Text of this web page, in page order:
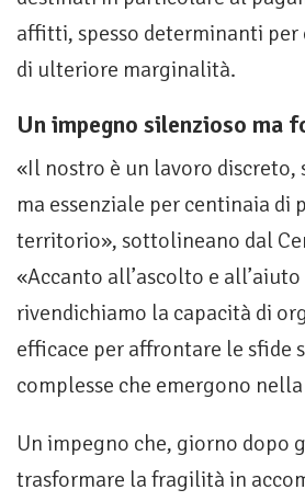
affitti, spesso determinanti
di ulteriore marginalità.
Un impegno silenzioso ma
«Il nostro è un lavoro discreto,
ma essenziale per centinaia di
territorio», sottolineano dal
«Accanto all’ascolto e
rivendichiamo la capacità di
efficace per affrontare le sfide
complesse che emergono
Un impegno che, giorno dopo
trasformare la fragilità in